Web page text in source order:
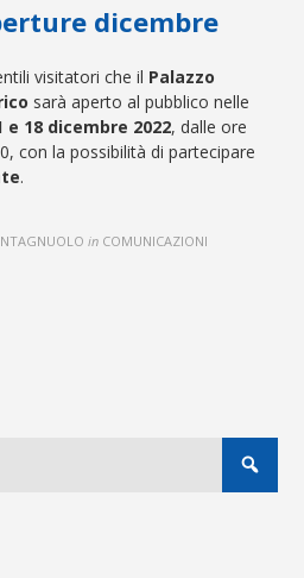
dicembre
visitatori che il Palazzo
sarà aperto al pubblico nelle
e 18 dicembre 2022, dalle ore
con la possibilità di partecipare
.
in COMUNICAZIONI